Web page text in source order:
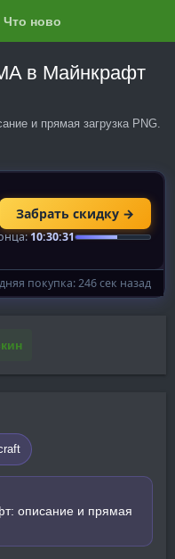
Что нового?
в Майнкрафт
и прямая загрузка PNG.
описание и прямая